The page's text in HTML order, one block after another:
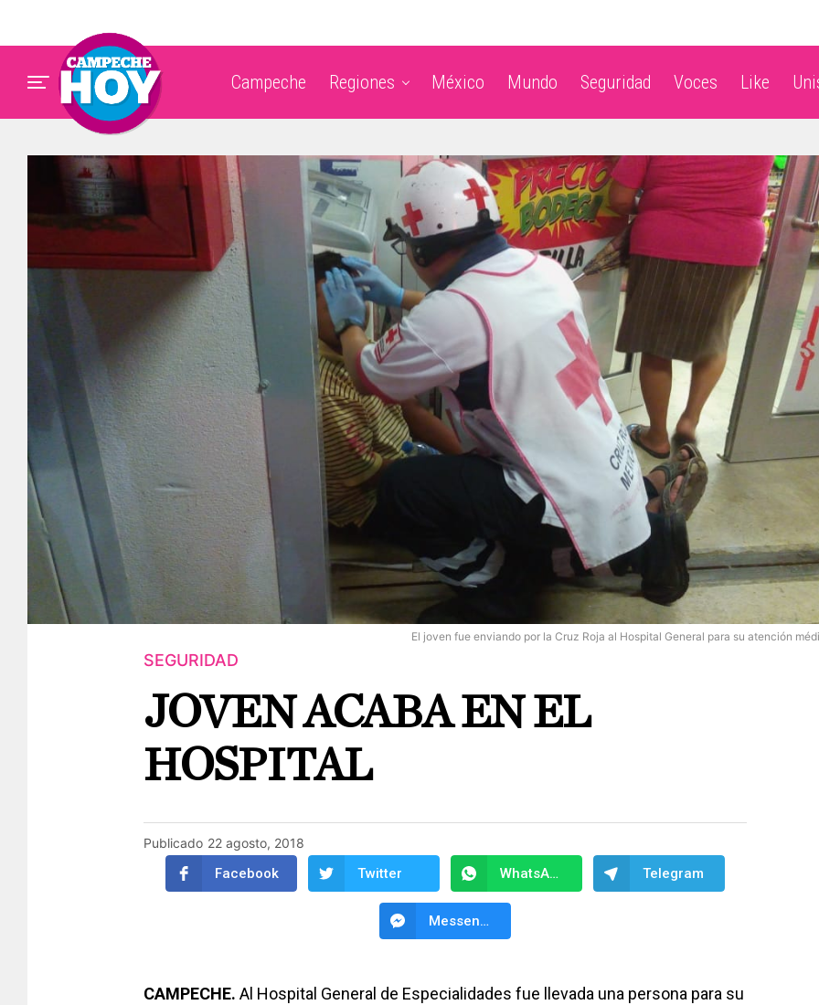
Campeche Regiones México Mundo Seguridad Voces Like
El joven fue enviando por la Cruz Roja al Hospital General para su atención
SEGURIDAD
JOVEN ACABA EN EL
HOSPITAL
Publicado 22 agosto, 2018
Facebook Twitter WhatsApp Telegram
Messenger
CAMPECHE. Al Hospital General de Especialidades fue llevada una persona para su